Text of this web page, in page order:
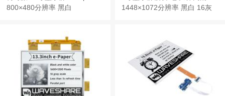
800×480分辨率 黑白
1448×1072分辨率 黑白 16灰